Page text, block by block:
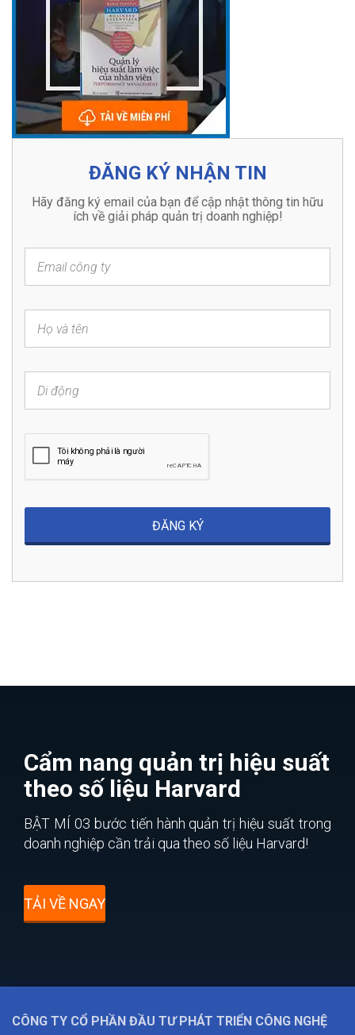
Cẩm nang quản trị hiệu suất
theo số liệu Harvard
BẬT MÍ 03 bước tiến hành quản trị hiệu suất trong
doanh nghiệp cần trải qua theo số liệu Harvard!
TẢI VỀ NGAY
CÔNG TY CỔ PHẦN ĐẦU TƯ PHÁT TRIỂN CÔNG NGHỆ